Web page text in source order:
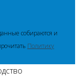
собираются и
Политику